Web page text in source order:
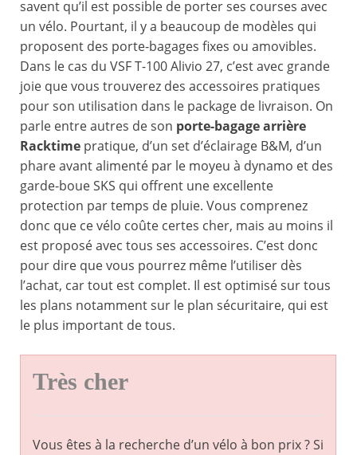
savent qu’il est possible de porter ses courses avec
un vélo. Pourtant, il y a beaucoup de modèles qui
proposent des porte-bagages fixes ou amovibles.
Dans le cas du VSF T-100 Alivio 27, c’est avec grande
joie que vous trouverez des accessoires pratiques
pour son utilisation dans le package de livraison. On
parle entre autres de son porte-bagage arrière
Racktime pratique, d’un set d’éclairage B&M, d’un
phare avant alimenté par le moyeu à dynamo et des
garde-boue SKS qui offrent une excellente
protection par temps de pluie. Vous comprenez
donc que ce vélo coûte certes cher, mais au moins il
est proposé avec tous ses accessoires. C’est donc
pour dire que vous pourrez même l’utiliser dès
l’achat, car tout est complet. Il est optimisé sur tous
les plans notamment sur le plan sécuritaire, qui est
le plus important de tous.
Très cher
Vous êtes à la recherche d’un vélo à bon prix ? Si